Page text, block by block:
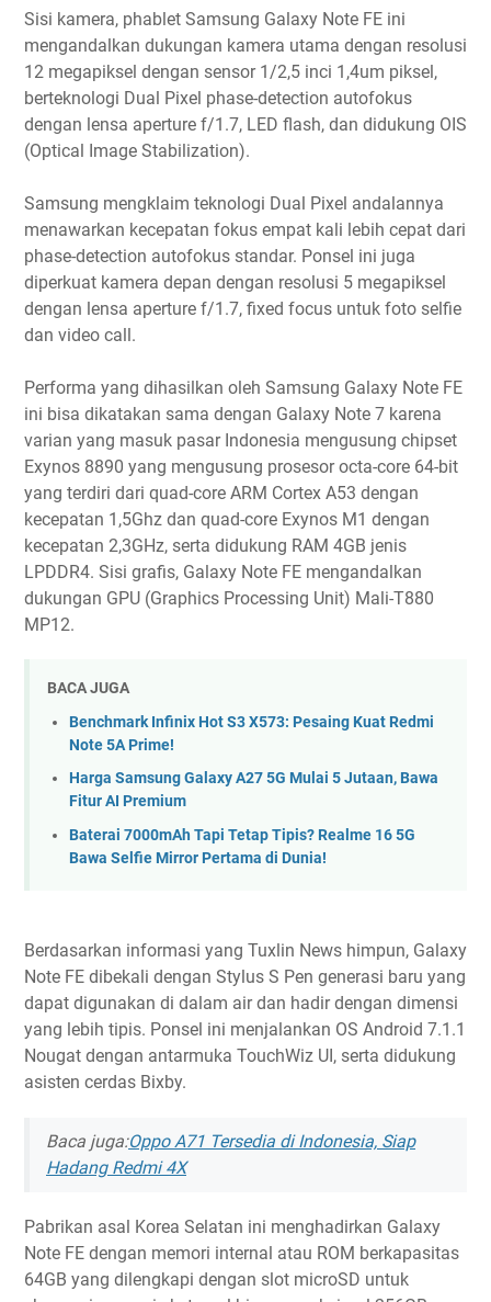
Sisi kamera, phablet Samsung Galaxy Note FE ini
mengandalkan dukungan kamera utama dengan resolusi
12 megapiksel dengan sensor 1/2,5 inci 1,4um piksel,
berteknologi Dual Pixel phase-detection autofokus
dengan lensa aperture f/1.7, LED flash, dan didukung OIS
(Optical Image Stabilization).
Samsung mengklaim teknologi Dual Pixel andalannya
menawarkan kecepatan fokus empat kali lebih cepat dari
phase-detection autofokus standar. Ponsel ini juga
diperkuat kamera depan dengan resolusi 5 megapiksel
dengan lensa aperture f/1.7, fixed focus untuk foto selfie
dan video call.
Performa yang dihasilkan oleh Samsung Galaxy Note FE
ini bisa dikatakan sama dengan Galaxy Note 7 karena
varian yang masuk pasar Indonesia mengusung chipset
Exynos 8890 yang mengusung prosesor octa-core 64-bit
yang terdiri dari quad-core ARM Cortex A53 dengan
kecepatan 1,5Ghz dan quad-core Exynos M1 dengan
kecepatan 2,3GHz, serta didukung RAM 4GB jenis
LPDDR4. Sisi grafis, Galaxy Note FE mengandalkan
dukungan GPU (Graphics Processing Unit) Mali-T880
MP12.
BACA JUGA
Benchmark Infinix Hot S3 X573: Pesaing Kuat Redmi
Note 5A Prime!
Harga Samsung Galaxy A27 5G Mulai 5 Jutaan, Bawa
Fitur AI Premium
Baterai 7000mAh Tapi Tetap Tipis? Realme 16 5G
Bawa Selfie Mirror Pertama di Dunia!
Berdasarkan informasi yang Tuxlin News himpun, Galaxy
Note FE dibekali dengan Stylus S Pen generasi baru yang
dapat digunakan di dalam air dan hadir dengan dimensi
yang lebih tipis. Ponsel ini menjalankan OS Android 7.1.1
Nougat dengan antarmuka TouchWiz UI, serta didukung
asisten cerdas Bixby.
Baca juga:Oppo A71 Tersedia di Indonesia, Siap
Hadang Redmi 4X
Pabrikan asal Korea Selatan ini menghadirkan Galaxy
Note FE dengan memori internal atau ROM berkapasitas
64GB yang dilengkapi dengan slot microSD untuk